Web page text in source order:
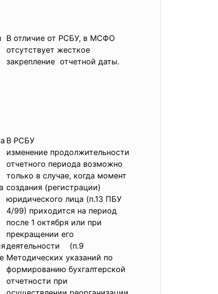
В отличие от РСБУ, в МСФО
отсутствует жесткое
закрепление отчетной даты.
В РСБУ
изменение продолжительности
отчетного периода возможно
только в случае, когда момент
создания (регистрации)
юридического лица (п.13 ПБУ
4/99) приходится на период
после 1 октября или при
прекращении его
деятельности (п.9
Методических указаний по
формированию бухгалтерской
отчетности при